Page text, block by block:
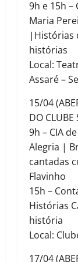
9h e 15h –
Maria
|Histórias
histórias
Local:
Assaré –
15/04
DO CLUBE
9h – CIA
Alegria |
cantadas
Flavinho
15h –
Histórias
história
Local:
17/04